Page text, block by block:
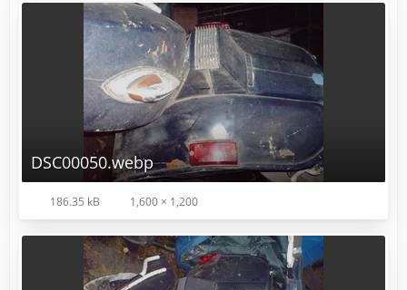
DSC00050.webp
186.35 kB 1,600 × 1,200